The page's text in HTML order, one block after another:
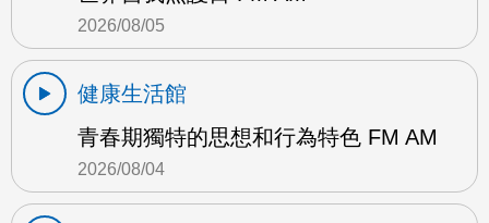
2026/08/05
健康生活館
青春期獨特的思想和行為特色 FM AM
2026/08/04